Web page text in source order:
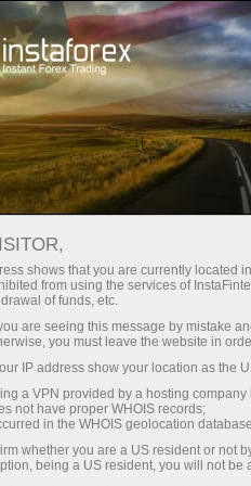
Avec InstaForex,
compétitives : effet
jusqu’à 1:5000,
spreads et
marché, ainsi que
avantageuses pour
d’actions et
Spreads
Bonus de 30 %
sur chaque dépôt
Vitesse
dans le trading et
shows that you are currently located
from using the services of
of funds, etc.
are seeing this message by mistake
you must leave the website in
IP address show your location as the
a VPN provided by a hosting
not have proper WHOIS records;
in the WHOIS geolocation
whether you are a US resident or not
being a US resident, you will not